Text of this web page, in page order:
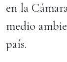
en la
medio
país.